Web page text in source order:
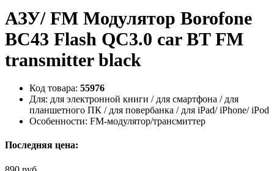
АЗУ/ FM Модулятор Borofone
BC43 Flash QC3.0 car BT FM
transmitter black
Код товара: 55976
Для: для электронной книги / для смартфона / для
планшетного ПК / для повербанка / для iPad/ iPhone/ iPod
Особенности: FM-модулятор/трансмиттер
Последняя цена: